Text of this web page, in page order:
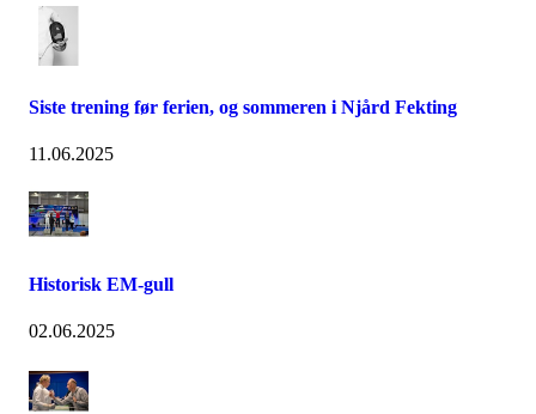
Siste trening før ferien, og sommeren i Njård Fekting
11.06.2025
Historisk EM-gull
02.06.2025